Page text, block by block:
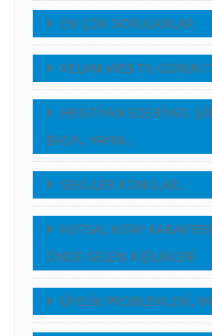
EN ÇOK SORULANLAR
KELAM WEB TV,
HRİSTİYAN EDEBİYATI,
BASIN, YAYIN…
SEKÜLER KONULAR…
KUTSAL KITAP
ÖNDE GELEN KİŞİLİKLERİ
ÜYELİK PROBLEMLERİ,